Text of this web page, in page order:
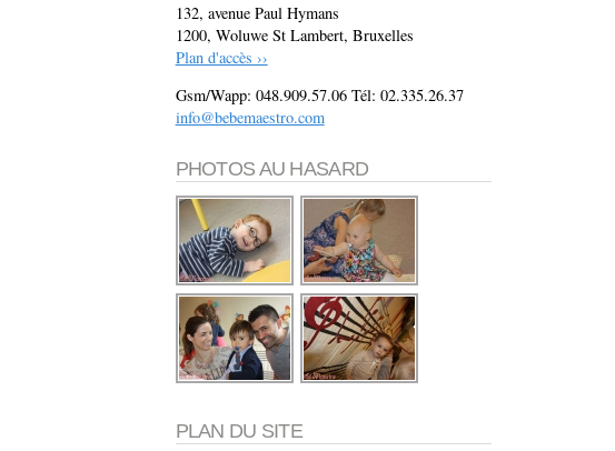
132, avenue Paul Hymans
1200, Woluwe St Lambert, Bruxelles
Plan d'accès ››
Gsm/Wapp: 048.909.57.06 Tél: 02.335.26.37
info@bebemaestro.com
PHOTOS AU HASARD
PLAN DU SITE